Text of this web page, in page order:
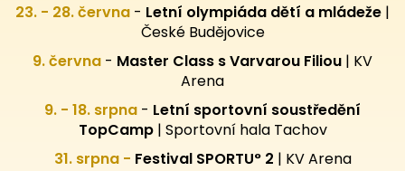
23. - 28. června - Letní olympiáda dětí a mládeže |
České Budějovice
9. června - Master Class s Varvarou Filiou | KV
Arena
9. - 18. srpna - Letní sportovní soustředění
TopCamp| Sportovní hala Tachov
31. srpna - Festival SPORTU° 2 | KV Arena